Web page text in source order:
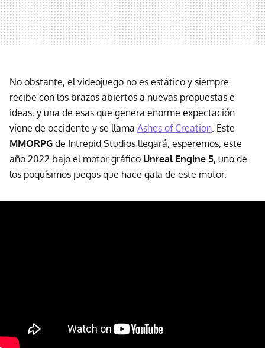
No obstante, el videojuego no es estático y siempre
recibe con los brazos abiertos a nuevas propuestas e
ideas, y una de esas que genera enorme expectación
viene de occidente y se llama Ashes of Creation . Este
MMORPG de Intrepid Studios llegará, esperemos, este
año 2022 bajo el motor gráfico Unreal Engine 5, uno de
los poquísimos juegos que hace gala de este motor.